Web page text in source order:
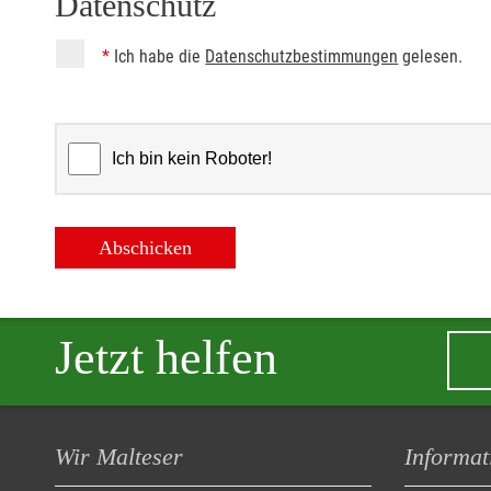
* Ich habe die Datenschutzbestimmungen gelesen.
Abschicken
Jetzt helfen
Wir Malteser